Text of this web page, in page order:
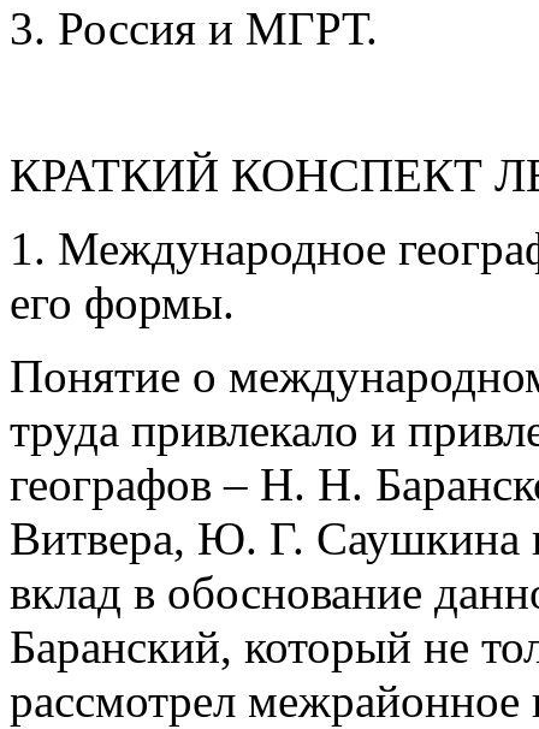
3. Россия и МГРТ.
КРАТКИЙ КОНСПЕКТ
1. Международное
его формы.
Понятие о
труда привлекало и
географов – Н. Н.
Витвера, Ю. Г. Саушкина
вклад в обоснование
Баранский, который не
рассмотрел